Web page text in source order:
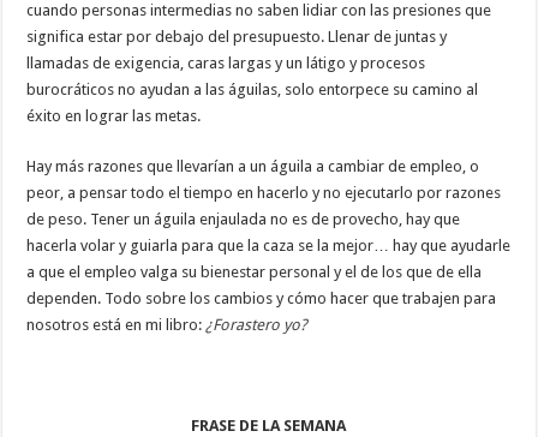
cuando personas intermedias no saben lidiar con las presiones que
significa estar por debajo del presupuesto. Llenar de juntas y
llamadas de exigencia, caras largas y un látigo y procesos
burocráticos no ayudan a las águilas, solo entorpece su camino al
éxito en lograr las metas.
Hay más razones que llevarían a un águila a cambiar de empleo, o
peor, a pensar todo el tiempo en hacerlo y no ejecutarlo por razones
de peso. Tener un águila enjaulada no es de provecho, hay que
hacerla volar y guiarla para que la caza se la mejor… hay que ayudarle
a que el empleo valga su bienestar personal y el de los que de ella
dependen. Todo sobre los cambios y cómo hacer que trabajen para
nosotros está en mi libro:¿Forastero yo?
FRASE DE LA SEMANA